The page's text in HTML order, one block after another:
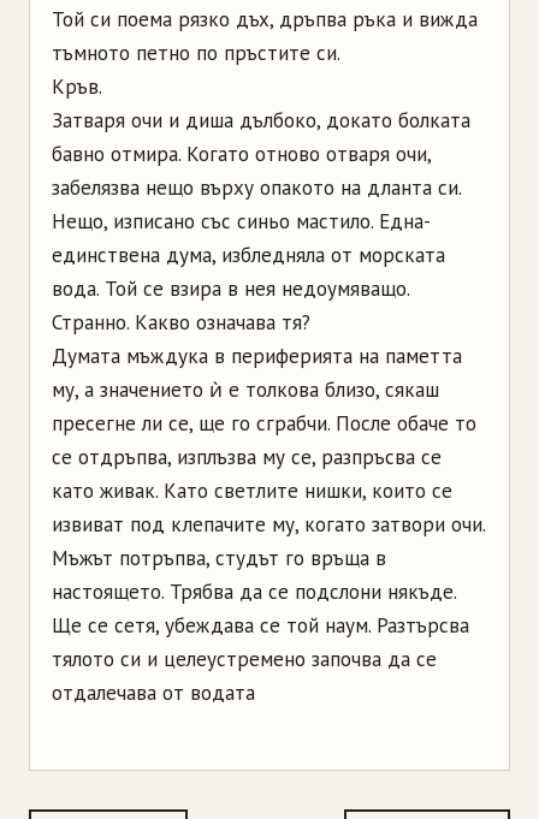
Той си поема рязко дъх, дръпва ръка и вижда
тъмното петно по пръстите си.
Кръв.
Затваря очи и диша дълбоко, докато болката
бавно отмира. Когато отново отваря очи,
забелязва нещо върху опакото на дланта си.
Нещо, изписано със синьо мастило. Една-
единствена дума, избледняла от морската
вода. Той се взира в нея недоумяващо.
Странно. Какво означава тя?
Думата мъждука в периферията на паметта
му, а значението ѝ е толкова близо, сякаш
пресегне ли се, ще го сграбчи. После обаче то
се отдръпва, изплъзва му се, разпръсва се
като живак. Като светлите нишки, които се
извиват под клепачите му, когато затвори очи.
Мъжът потръпва, студът го връща в
настоящето. Трябва да се подслони някъде.
Ще се сетя, убеждава се той наум. Разтърсва
тялото си и целеустремено започва да се
отдалечава от водата